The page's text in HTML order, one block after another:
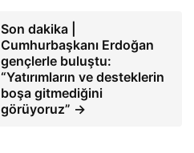
Son dakika |
Cumhurbaşkanı Erdoğan
gençlerle buluştu:
“Yatırımların ve desteklerin
boşa gitmediğini
görüyoruz” →